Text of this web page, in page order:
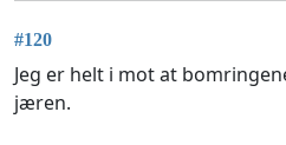
#120
Jeg er helt i mot at
jæren.